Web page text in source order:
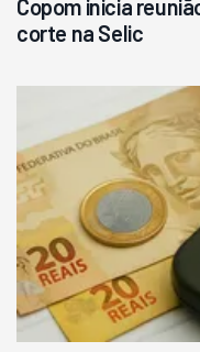
Copom inicia
corte na Selic